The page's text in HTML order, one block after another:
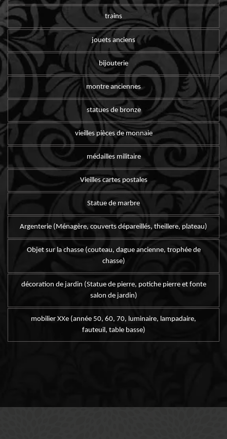
trains
jouets anciens
bijouterie
montre anciennes
statues de bronze
vieilles pièces de monnaie
médailles militaire
Vieilles cartes postales
Statue de marbre
Argenterie (Ménagère, couverts dépareillés, theillere, plateau)
Objet sur la chasse (couteau, dague ancienne, trophée de
chasse)
décoration de jardin (Statue de pierre, potiche pierre et fonte
salon de jardin)
mobilier XXe (année 50, 60, 70, luminaire, lampadaire,
fauteuil, table basse)